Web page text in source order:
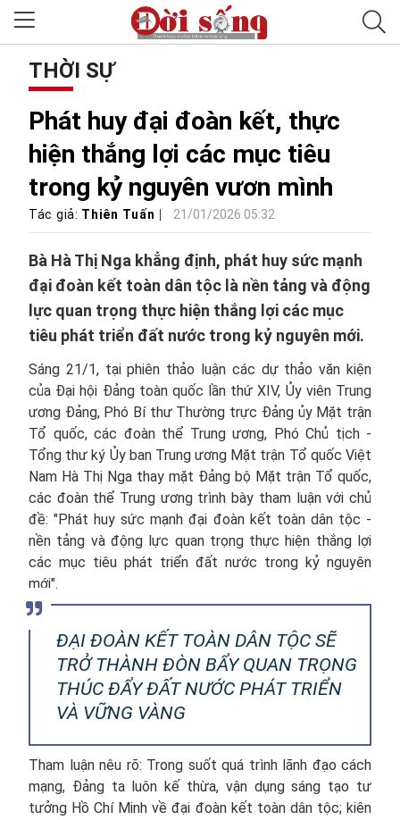
THỜI SỰ
Phát huy đại đoàn kết, thực
hiện thắng lợi các mục tiêu
trong kỷ nguyên vươn mình
Tác giả: Thiên Tuấn 21/01/2026 05:32
Bà Hà Thị Nga khẳng định, phát huy sức mạnh
đại đoàn kết toàn dân tộc là nền tảng và động
lực quan trọng thực hiện thắng lợi các mục
tiêu phát triển đất nước trong kỷ nguyên mới.
Sáng 21/1, tại phiên thảo luận các dự thảo văn kiện
của Đại hội Đảng toàn quốc lần thứ XIV, Ủy viên Trung
ương Đảng, Phó Bí thư Thường trực Đảng ủy Mặt trận
Tổ quốc, các đoàn thể Trung ương, Phó Chủ tịch -
Tổng thư ký Ủy ban Trung ương Mặt trận Tổ quốc Việt
Nam Hà Thị Nga thay mặt Đảng bộ Mặt trận Tổ quốc,
các đoàn thể Trung ương trình bày tham luận với chủ
đề: "Phát huy sức mạnh đại đoàn kết toàn dân tộc -
nền tảng và động lực quan trọng thực hiện thắng lợi
các mục tiêu phát triển đất nước trong kỷ nguyên
mới".
ĐẠI ĐOÀN KẾT TOÀN DÂN TỘC SẼ
TRỞ THÀNH ĐÒN BẨY QUAN TRỌNG
THÚC ĐẨY ĐẤT NƯỚC PHÁT TRIỂN
VÀ VỮNG VÀNG
Tham luận nêu rõ: Trong suốt quá trình lãnh đạo cách
mạng, Đảng ta luôn kế thừa, vận dụng sáng tạo tư
tưởng Hồ Chí Minh về đại đoàn kết toàn dân tộc; kiên